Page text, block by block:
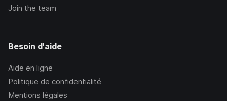
Join the team
Besoin d'aide
Aide en ligne
Politique de confidentialité
Mentions légales